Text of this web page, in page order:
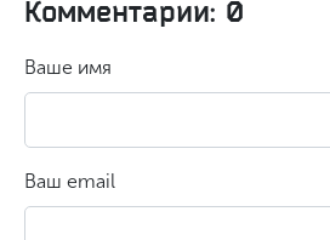
Комментарии: 0
Ваше имя
Ваш email